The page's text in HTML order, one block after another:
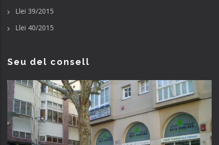
Llei 39/2015
Llei 40/2015
Seu del consell